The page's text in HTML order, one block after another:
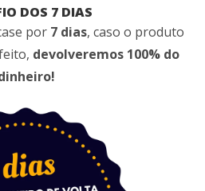
DOS 7 DIAS
por 7 dias, caso o produto
devolveremos 100% do